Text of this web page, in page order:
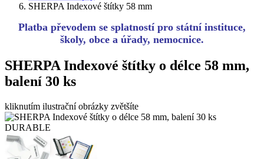
SHERPA Indexové štítky 58 mm
Platba převodem se splatností pro státní instituce,
školy, obce a úřady, nemocnice.
SHERPA Indexové štítky o délce 58 mm,
balení 30 ks
kliknutím ilustrační obrázky zvětšíte